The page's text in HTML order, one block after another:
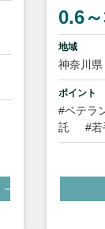
0.6
地域
神奈川県
ポイント
#ベテラ
託
#若